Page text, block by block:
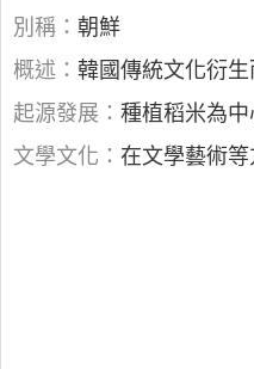
別稱： 朝鮮
概述： 韓國傳統文化衍生
起源發展： 種植稻米為
文學文化： 在文學藝術